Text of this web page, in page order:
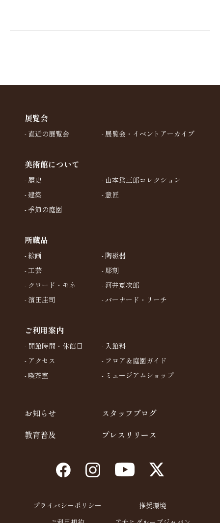
展覧会
直近の展覧会 展覧会・イベントアーカイブ
美術館について
歴史
山本爲三郎コレクション
建築
意匠
季節の庭園
所蔵品
絵画
陶磁器
工芸
彫刻
クロード・モネ
河井寬次郎
濱田庄司
バーナード・リーチ
ご利用案内
開館時間・休館日
入館料
アクセス
フロア＆庭園ガイド
喫茶室
ミュージアムショップ
お知らせ
スタッフブログ
教育普及
プレスリリース
プライバシーポリシー
推奨環境